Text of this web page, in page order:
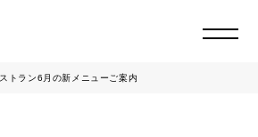
トラン6月の新メニューご案内